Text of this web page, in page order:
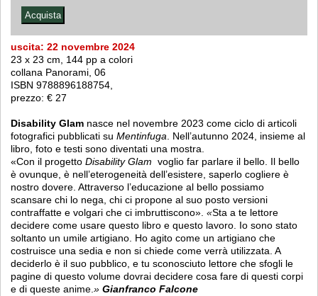
uscita: 22 novembre 2024
23 x 23 cm, 144 pp a colori
collana Panorami, 06
ISBN 9788896188754,
prezzo: € 27
Disability Glam nasce nel novembre 2023 come ciclo di articoli
fotografici pubblicati suMentinfuga. Nell’autunno 2024, insieme al
libro, foto e testi sono diventati una mostra.
«Con il progettoDisability Glam voglio far parlare il bello. Il bello
è ovunque, è nell’eterogeneità dell’esistere, saperlo cogliere è
nostro dovere. Attraverso l’educazione al bello possiamo
scansare chi lo nega, chi ci propone al suo posto versioni
contraffatte e volgari che ci imbruttiscono».«Sta a te lettore
decidere come usare questo libro e questo lavoro. Io sono stato
soltanto un umile artigiano. Ho agito come un artigiano che
costruisce una sedia e non si chiede come verrà utilizzata. A
deciderlo è il suo pubblico, e tu sconosciuto lettore che sfogli le
pagine di questo volume dovrai decidere cosa fare di questi corpi
e di queste anime.»Gianfranco Falcone